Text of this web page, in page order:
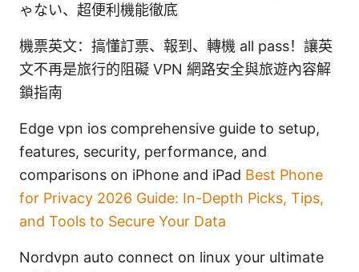
ゃない、超便利機能徹底
機票英文：搞懂訂票、報到、轉機 all pass！讓英
文不再是旅行的阻礙 VPN 網路安全與旅遊內容解
鎖指南
Edge vpn ios comprehensive guide to setup,
features, security, performance, and
comparisons on iPhone and iPad Best Phone
for Privacy 2026 Guide: In-Depth Picks, Tips,
and Tools to Secure Your Data
Nordvpn auto connect on linux your ultimate